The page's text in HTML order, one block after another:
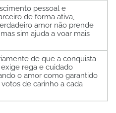
pessoal e
de forma ativa,
amor não prende
sim ajuda a voar mais
de que a conquista
rega e cuidado
o amor como garantido
de carinho a cada